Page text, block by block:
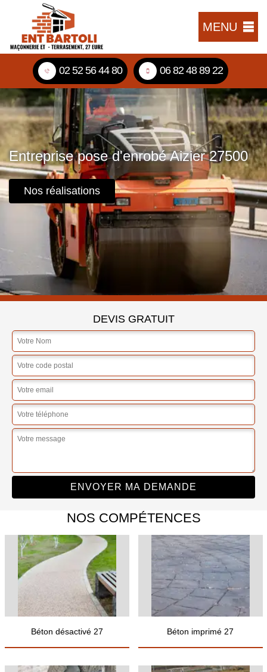
MENU
02 52 56 44 80 06 82 48 89 22
Entreprise pose d'enrobé Aizier 27500
Nos réalisations
DEVIS GRATUIT
NOS COMPÉTENCES
Béton désactivé 27 Béton imprimé 27